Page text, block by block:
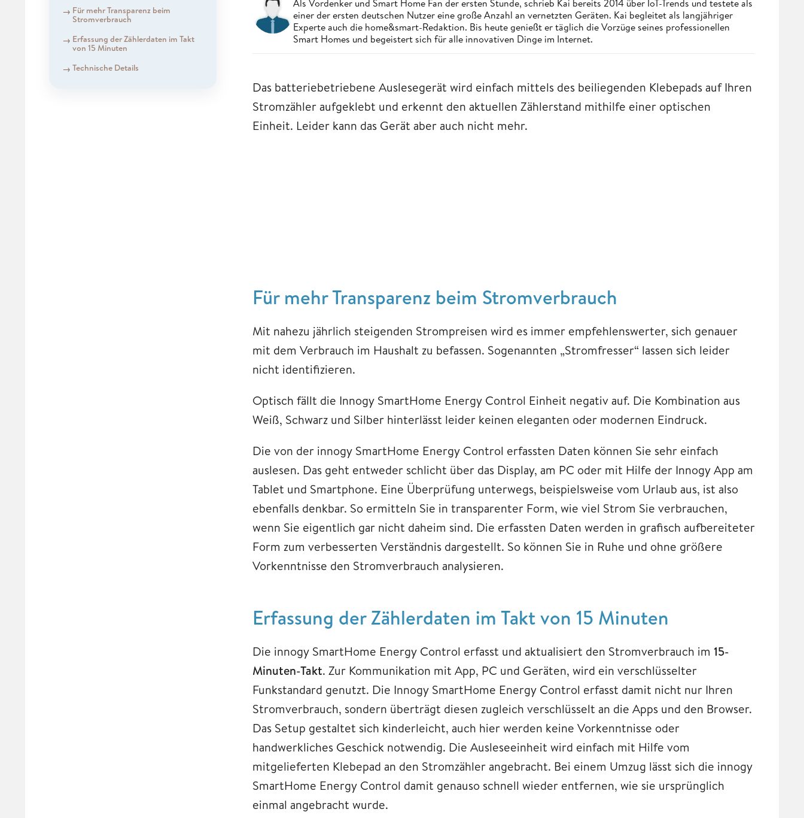
Für mehr Transparenz beim
Stromverbrauch
Erfassung der Zählerdaten im Takt
von 15 Minuten
Technische Details
Als Vordenker und Smart Home Fan der ersten Stunde, schrieb Kai bereits 2014 über IoT-Trends und testete als
einer der ersten deutschen Nutzer eine große Anzahl an vernetzten Geräten. Kai begleitet als langjähriger
Experte auch die home&smart-Redaktion. Bis heute genießt er täglich die Vorzüge seines professionellen
Smart Homes und begeistert sich für alle innovativen Dinge im Internet.
Das batteriebetriebene Auslesegerät wird einfach mittels des beiliegenden Klebepads auf Ihren
Stromzähler aufgeklebt und erkennt den aktuellen Zählerstand mithilfe einer optischen
Einheit. Leider kann das Gerät aber auch nicht mehr.
Für mehr Transparenz beim Stromverbrauch
Mit nahezu jährlich steigenden Strompreisen wird es immer empfehlenswerter, sich genauer
mit dem Verbrauch im Haushalt zu befassen. Sogenannten „Stromfresser“ lassen sich leider
nicht identifizieren.
Optisch fällt die Innogy SmartHome Energy Control Einheit negativ auf. Die Kombination aus
Weiß, Schwarz und Silber hinterlässt leider keinen eleganten oder modernen Eindruck.
Die von der innogy SmartHome Energy Control erfassten Daten können Sie sehr einfach
auslesen. Das geht entweder schlicht über das Display, am PC oder mit Hilfe der Innogy App am
Tablet und Smartphone. Eine Überprüfung unterwegs, beispielsweise vom Urlaub aus, ist also
ebenfalls denkbar. So ermitteln Sie in transparenter Form, wie viel Strom Sie verbrauchen,
wenn Sie eigentlich gar nicht daheim sind. Die erfassten Daten werden in grafisch aufbereiteter
Form zum verbesserten Verständnis dargestellt. So können Sie in Ruhe und ohne größere
Vorkenntnisse den Stromverbrauch analysieren.
Erfassung der Zählerdaten im Takt von 15 Minuten
Die innogy SmartHome Energy Control erfasst und aktualisiert den Stromverbrauch im 15-
Minuten-Takt. Zur Kommunikation mit App, PC und Geräten, wird ein verschlüsselter
Funkstandard genutzt. Die Innogy SmartHome Energy Control erfasst damit nicht nur Ihren
Stromverbrauch, sondern überträgt diesen zugleich verschlüsselt an die Apps und den Browser.
Das Setup gestaltet sich kinderleicht, auch hier werden keine Vorkenntnisse oder
handwerkliches Geschick notwendig. Die Ausleseeinheit wird einfach mit Hilfe vom
mitgelieferten Klebepad an den Stromzähler angebracht. Bei einem Umzug lässt sich die innogy
SmartHome Energy Control damit genauso schnell wieder entfernen, wie sie ursprünglich
einmal angebracht wurde.